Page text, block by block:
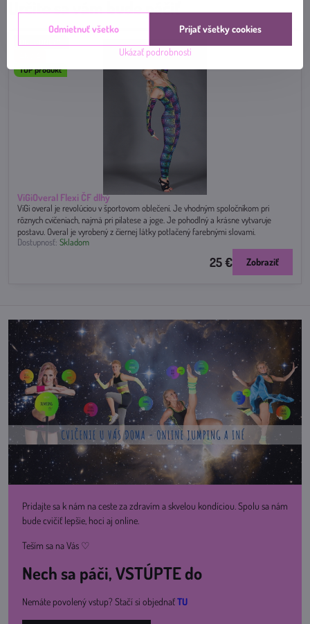
Určite sa vám bude páčiť
ViGiOveral Flexi ČF dlhý
TOP produkt
ViGi overal je revolúciou v športovom oblečení. Je vhodným spoločníkom pri
rôznych cvičeniach, najmä pri pilatese a joge. Je pohodlný a krásne vytvaruje
postavu. Overal je vyrobený z čiernej látky potlačený farebnými slovami.
Dostupnosť: Skladom
25 € Zobraziť
Pridajte sa k nám na ceste za zdravím a skvelou kondíciou. Spolu sa nám
bude cvičiť lepšie, hoci aj online.
Teším sa na Vás ♡
Nech sa páči, VSTÚPTE do
Nemáte povolený vstup? Stačí si objednaťTU
Ukázať podrobnosti
Prijať všetky cookies
Odmietnuť všetko